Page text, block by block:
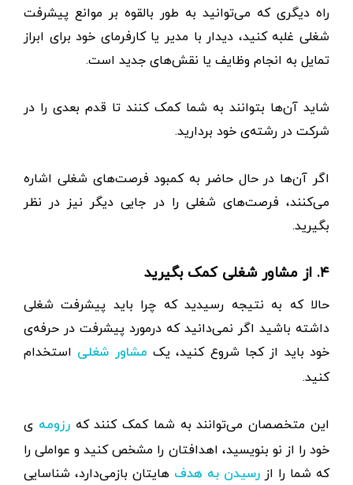
راه دیگری که می‌توانید به‌ طور بالقوه بر موانع پیشرفت
شغلی غلبه کنید، دیدار با مدیر یا کارفرمای خود برای ابراز
تمایل به انجام وظایف یا نقش‌های جدید است.
شاید آن‌ها بتوانند به شما کمک کنند تا قدم بعدی را در
شرکت در رشته‌ی خود بردارید.
اگر آن‌ها در حال حاضر به کمبود فرصت‌های شغلی اشاره
می‌کنند، فرصت‌های شغلی را در جایی دیگر نیز در نظر
بگیرید.
۴. از مشاور شغلی کمک بگیرید
حالا که به نتیجه رسیدید که چرا باید پیشرفت شغلی
داشته باشید اگر نمی‌دانید که در‌مورد پیشرفت در حرفه‌ی
خود باید از کجا شروع کنید، یک مشاور شغلی استخدام
کنید.
این متخصصان می‌توانند به شما کمک کنند کهرزومه ی
خود را از نو بنویسید، اهدافتان را مشخص کنید و عواملی را
که شما را از رسیدن به هدف هایتان باز‌می‌دارد، شناسایی